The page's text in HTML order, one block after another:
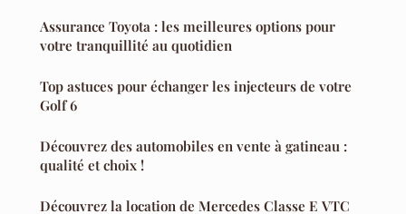
Assurance Toyota : les meilleures options pour
votre tranquillité au quotidien
Top astuces pour échanger les injecteurs de votre
Golf 6
Découvrez des automobiles en vente à gatineau :
qualité et choix !
Découvrez la location de Mercedes Classe E VTC